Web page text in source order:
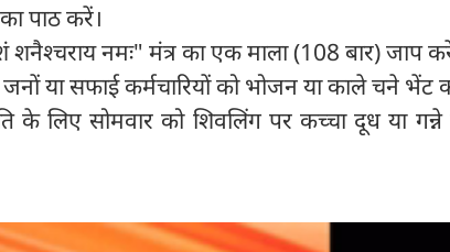
पाठ करें।
नमः" मंत्र का एक माला (108 बार) जाप
जनों या सफाई कर्मचारियों को भोजन या काले चने भेंट
के लिए सोमवार को शिवलिंग पर कच्चा दूध या